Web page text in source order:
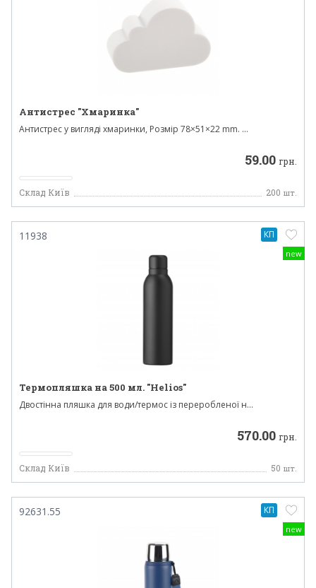
Антистрес "Хмаринка"
Антистрес у вигляді хмаринки, Розмір 78×51×22 mm. ...
59.00 грн.
Склад Київ 200 шт.
new
11938
Термопляшка на 500 мл. "Helios"
Двостінна пляшка для води/термос із переробленої н...
570.00 грн.
Склад Київ 50 шт.
КП
new
92631.55 КП